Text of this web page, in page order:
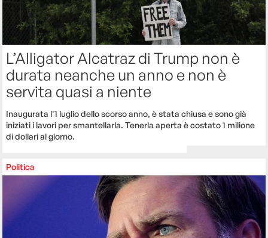
L’Alligator Alcatraz di Trump non è
durata neanche un anno e non è
servita quasi a niente
Inaugurata l'1 luglio dello scorso anno, è stata chiusa e sono già
iniziati i lavori per smantellarla. Tenerla aperta è costato 1 milione
di dollari al giorno.
Politica